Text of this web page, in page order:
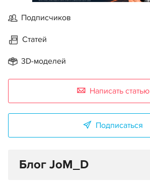
Подписчиков
Статей
3D-моделей
Написать статью
Подписаться
Блог JoM_D